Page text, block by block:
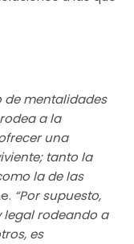
de mentalidades
a la
una
tanto la
la de las
“Por supuesto,
legal rodeando a
es